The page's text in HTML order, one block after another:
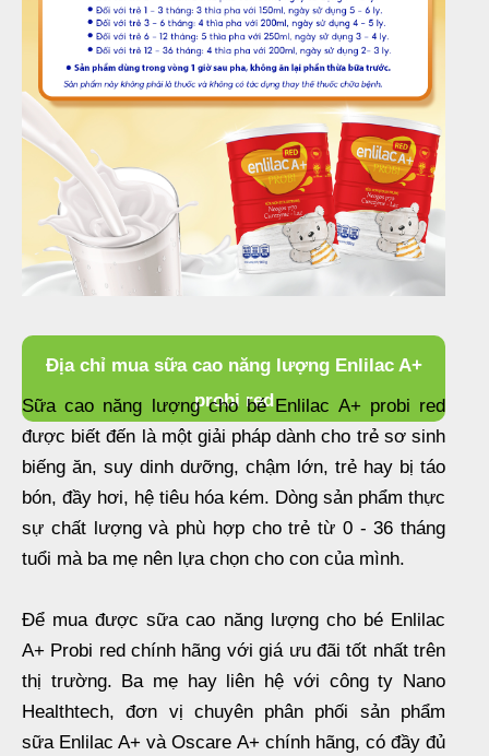
Địa chỉ mua sữa cao năng lượng Enlilac A+
probi red
Sữa cao năng lượng cho bé Enlilac A+ probi red
được biết đến là một giải pháp dành cho trẻ sơ sinh
biếng ăn, suy dinh dưỡng, chậm lớn, trẻ hay bị táo
bón, đầy hơi, hệ tiêu hóa kém. Dòng sản phẩm thực
sự chất lượng và phù hợp cho trẻ từ 0 - 36 tháng
tuổi mà ba mẹ nên lựa chọn cho con của mình.
Để mua được sữa cao năng lượng cho bé Enlilac
A+ Probi red chính hãng với giá ưu đãi tốt nhất trên
thị trường. Ba mẹ hay liên hệ với công ty Nano
Healthtech, đơn vị chuyên phân phối sản phẩm
sữa Enlilac A+ và Oscare A+ chính hãng, có đầy đủ